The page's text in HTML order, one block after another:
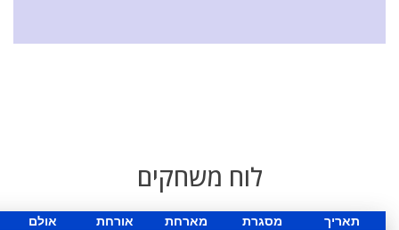
לוח משחקים
תאריך מסגרת מארחת אורחת
אולם